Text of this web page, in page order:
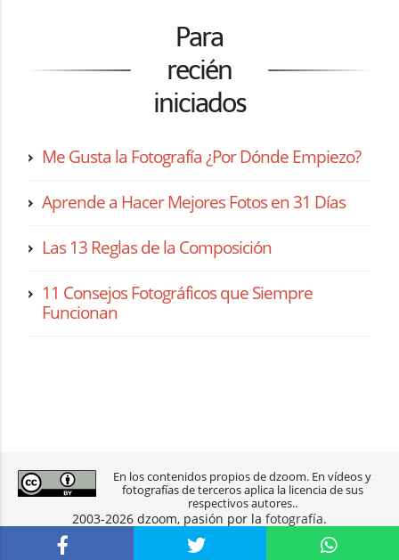
Para
recién
iniciados
Me Gusta la Fotografía ¿Por Dónde Empiezo?
Aprende a Hacer Mejores Fotos en 31 Días
Las 13 Reglas de la Composición
11 Consejos Fotográficos que Siempre
Funcionan
En los contenidos propios de dzoom. En vídeos y
fotografías de terceros aplica la licencia de sus
respectivos autores..
2003-2026 dzoom, pasión por la fotografía.
aviso legal
política de privacidad contacto